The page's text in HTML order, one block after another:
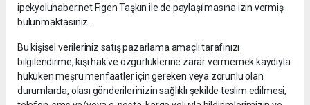
ipekyoluhaber.net Figen Taşkın ile de paylaşılmasına izin vermiş
bulunmaktasınız.
Bu kişisel verileriniz satış pazarlama amaçlı tarafınızı
bilgilendirme, kişi hak ve özgürlüklerine zarar vermemek kaydıyla
hukuken meşru menfaatler için gereken veya zorunlu olan
durumlarda, olası gönderilerinizin sağlıklı şekilde teslim edilmesi,